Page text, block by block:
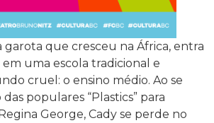
garota que cresceu na África, entra
uma escola tradicional e
cruel: o ensino médio. Ao se
populares “Plastics” para
George, Cady se perde no